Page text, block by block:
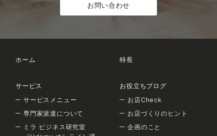
お問い合わせ
ホーム 特長
サービス
サービスメニュー
専門家派遣について
ミラ ビジネス研究室
お役立ちブログ
お店Check
お店づくりのヒント
企画のこと